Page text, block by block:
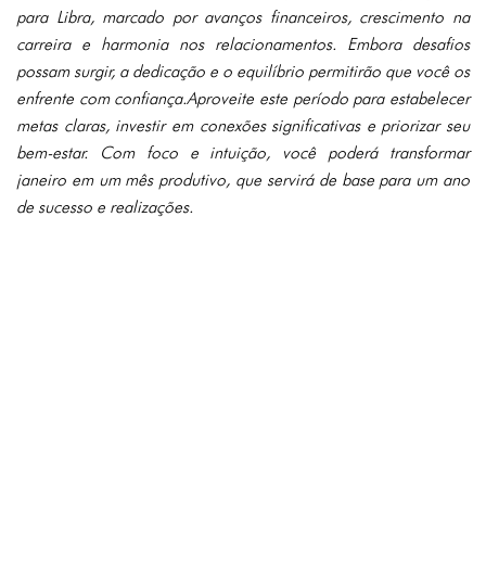
para Libra, marcado por avanços financeiros, crescimento na
carreira e harmonia nos relacionamentos. Embora desafios
possam surgir, a dedicação e o equilíbrio permitirão que você os
enfrente com confiança.Aproveite este período para estabelecer
metas claras, investir em conexões significativas e priorizar seu
bem-estar. Com foco e intuição, você poderá transformar
janeiro em um mês produtivo, que servirá de base para um ano
de sucesso e realizações.